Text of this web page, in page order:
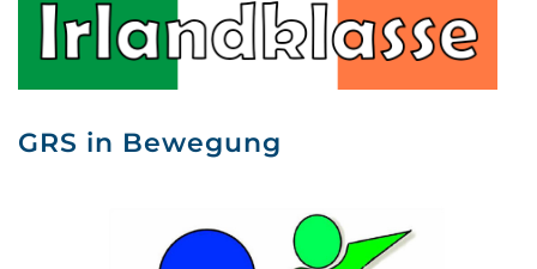
GRS in Bewegung